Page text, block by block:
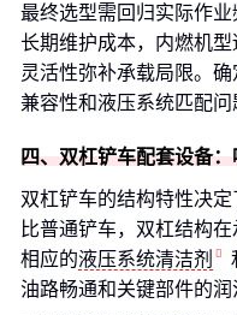
最终选型需回归实际作
长期维护成本，内燃机
灵活性弥补承载局限。
兼容性和液压系统匹配问
四、双杠铲车配套设备：
双杠铲车的结构特性决
比普通铲车，双杠结构
相应的液压系统清洁剂
油路畅通和关键部件的润